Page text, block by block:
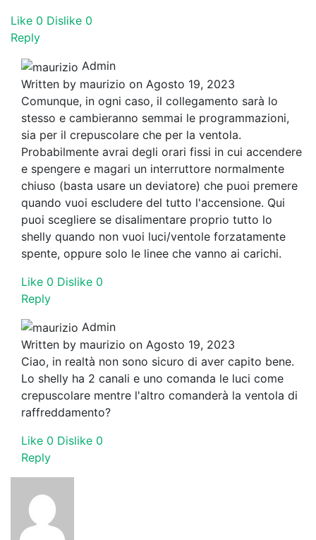
Like 0 Dislike 0
Reply
Admin
Written by maurizio on Agosto 19, 2023
Comunque, in ogni caso, il collegamento sarà lo
stesso e cambieranno semmai le programmazioni,
sia per il crepuscolare che per la ventola.
Probabilmente avrai degli orari fissi in cui accendere
e spengere e magari un interruttore normalmente
chiuso (basta usare un deviatore) che puoi premere
quando vuoi escludere del tutto l'accensione. Qui
puoi scegliere se disalimentare proprio tutto lo
shelly quando non vuoi luci/ventole forzatamente
spente, oppure solo le linee che vanno ai carichi.
Like 0 Dislike 0
Reply
Admin
Written by maurizio on Agosto 19, 2023
Ciao, in realtà non sono sicuro di aver capito bene.
Lo shelly ha 2 canali e uno comanda le luci come
crepuscolare mentre l'altro comanderà la ventola di
raffreddamento?
Like 0 Dislike 0
Reply